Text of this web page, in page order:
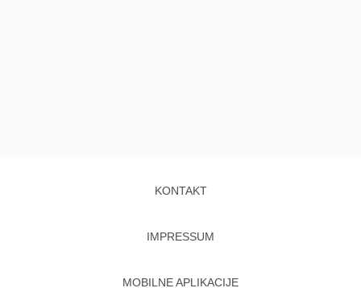
KONTAKT
IMPRESSUM
MOBILNE APLIKACIJE